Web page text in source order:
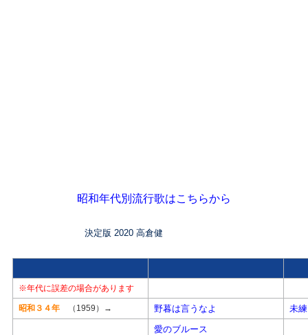
昭和年代別流行歌はこちらから
決定版 2020 高倉健
※年代に誤差の場合があります
昭和３４年 （1959）→ 野暮は言うなよ
未
愛のブルース